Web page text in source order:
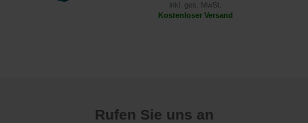
inkl. ges. MwSt.
Kostenloser Versand
Rufen Sie uns an